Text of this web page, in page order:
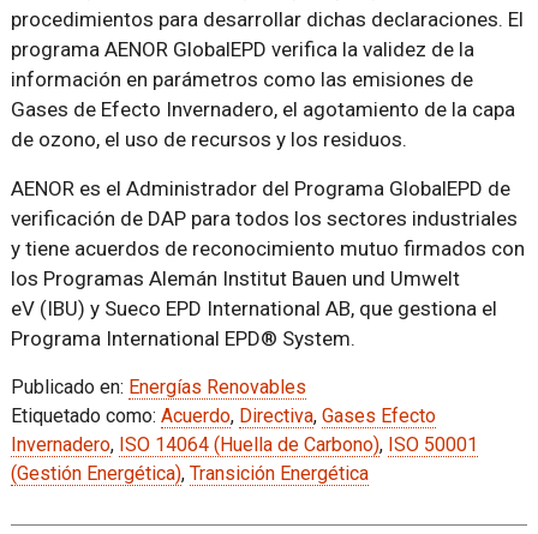
procedimientos para desarrollar dichas declaraciones. El
programa AENOR GlobalEPD verifica la validez de la
información en parámetros como las emisiones de
Gases de Efecto Invernadero, el agotamiento de la capa
de ozono, el uso de recursos y los residuos.
AENOR es el Administrador del Programa GlobalEPD de
verificación de DAP para todos los sectores industriales
y tiene acuerdos de reconocimiento mutuo firmados con
los Programas Alemán Institut Bauen und Umwelt
eV (IBU) y Sueco EPD International AB, que gestiona el
Programa International EPD® System.
Publicado en: Energías Renovables
Etiquetado como: Acuerdo, Directiva, Gases Efecto
Invernadero, ISO 14064 (Huella de Carbono), ISO 50001
(Gestión Energética), Transición Energética